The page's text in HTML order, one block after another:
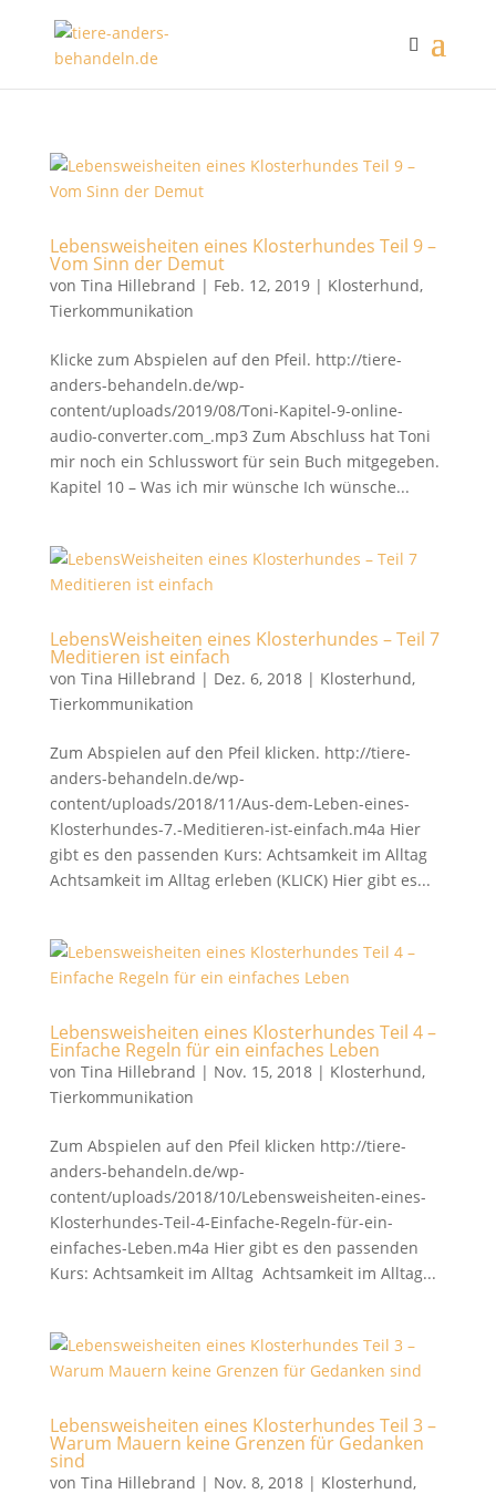
Lebensweisheiten eines Klosterhundes Teil 9 –
Vom Sinn der Demut
von Tina Hillebrand | Feb. 12, 2019| Klosterhund,
Tierkommunikation
Klicke zum Abspielen auf den Pfeil. http://tiere-
anders-behandeln.de/wp-
content/uploads/2019/08/Toni-Kapitel-9-online-
audio-converter.com_.mp3 Zum Abschluss hat Toni
mir noch ein Schlusswort für sein Buch mitgegeben.
Kapitel 10 – Was ich mir wünsche Ich wünsche...
LebensWeisheiten eines Klosterhundes – Teil 7
Meditieren ist einfach
von Tina Hillebrand | Dez. 6, 2018| Klosterhund,
Tierkommunikation
Zum Abspielen auf den Pfeil klicken. http://tiere-
anders-behandeln.de/wp-
content/uploads/2018/11/Aus-dem-Leben-eines-
Klosterhundes-7.-Meditieren-ist-einfach.m4a Hier
gibt es den passenden Kurs: Achtsamkeit im Alltag
Achtsamkeit im Alltag erleben (KLICK) Hier gibt es...
Lebensweisheiten eines Klosterhundes Teil 4 –
Einfache Regeln für ein einfaches Leben
von Tina Hillebrand | Nov. 15, 2018| Klosterhund,
Tierkommunikation
Zum Abspielen auf den Pfeil klicken http://tiere-
anders-behandeln.de/wp-
content/uploads/2018/10/Lebensweisheiten-eines-
Klosterhundes-Teil-4-Einfache-Regeln-für-ein-
einfaches-Leben.m4a Hier gibt es den passenden
Kurs: Achtsamkeit im Alltag Achtsamkeit im Alltag...
Lebensweisheiten eines Klosterhundes Teil 3 –
Warum Mauern keine Grenzen für Gedanken
sind
von Tina Hillebrand | Nov. 8, 2018| Klosterhund,